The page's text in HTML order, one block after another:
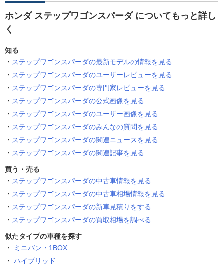
ホンダ ステップワゴンスパーダ についてもっと詳し
く
知る
ステップワゴンスパーダの最新モデルの情報を見る
ステップワゴンスパーダのユーザーレビューを見る
ステップワゴンスパーダの専門家レビューを見る
ステップワゴンスパーダの公式画像を見る
ステップワゴンスパーダのユーザー画像を見る
ステップワゴンスパーダのみんなの質問を見る
ステップワゴンスパーダの関連ニュースを見る
ステップワゴンスパーダの関連記事を見る
買う・売る
ステップワゴンスパーダの中古車情報を見る
ステップワゴンスパーダの中古車相場情報を見る
ステップワゴンスパーダの新車見積りをする
ステップワゴンスパーダの買取相場を調べる
似たタイプの車種を探す
ミニバン・1BOX
ハイブリッド